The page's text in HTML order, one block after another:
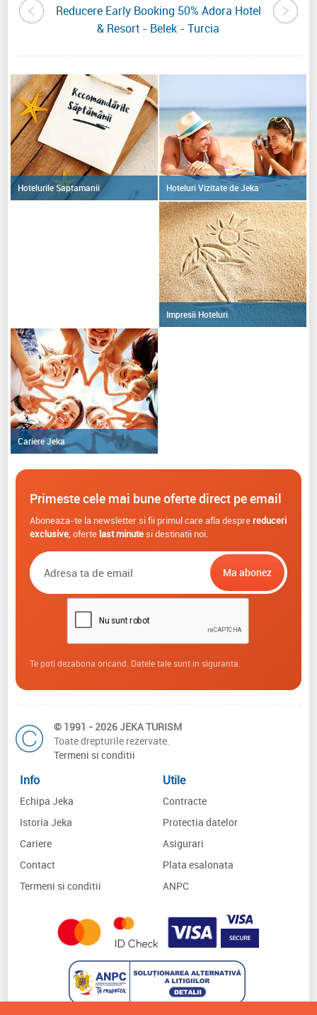
Reducere Early Booking 50% Adora Hotel
& Resort - Belek - Turcia
Hotelurile Saptamanii Hoteluri Vizitate de Jeka
Impresii Hoteluri
Cariere Jeka
Primeste cele mai bune oferte direct pe email
Aboneaza-te la newsletter si fii primul care afla despre reduceri
exclusive, oferte last minutesi destinatii noi.
Te poti dezabona oricand. Datele tale sunt in siguranta.
© 1991 - 2026 JEKA TURISM
Toate drepturile rezervate.
Termeni si conditii
Info
Echipa Jeka
Istoria Jeka
Cariere
Contact
Termeni si conditii
Utile
Contracte
Protectia datelor
Asigurari
Plata esalonata
ANPC